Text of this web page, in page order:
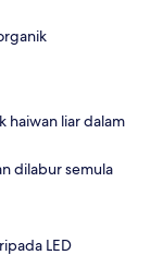
haiwan liar dalam
dilabur semula
LED